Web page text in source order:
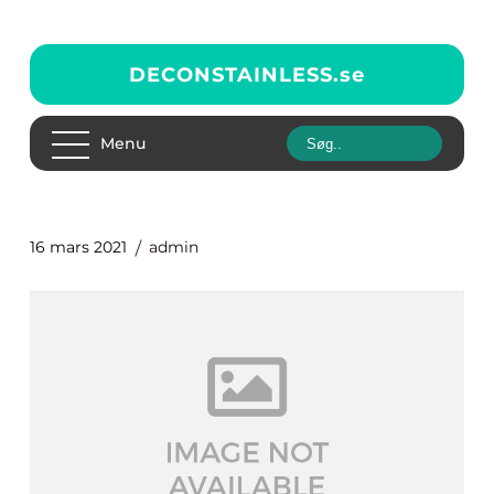
DECONSTAINLESS.se
Menu
16 mars 2021 admin